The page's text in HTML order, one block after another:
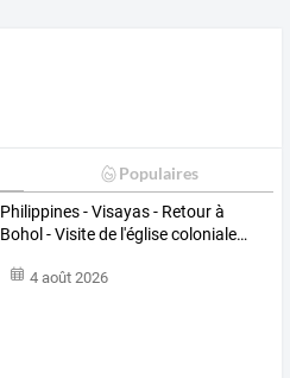
Populaires
Philippines-Visayas- Retourà
Bohol -Visitede l'églisecoloniale…
4 août 2026